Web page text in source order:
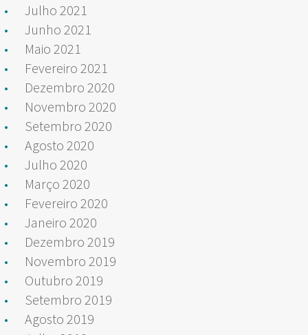
Julho 2021
Junho 2021
Maio 2021
Fevereiro 2021
Dezembro 2020
Novembro 2020
Setembro 2020
Agosto 2020
Julho 2020
Março 2020
Fevereiro 2020
Janeiro 2020
Dezembro 2019
Novembro 2019
Outubro 2019
Setembro 2019
Agosto 2019